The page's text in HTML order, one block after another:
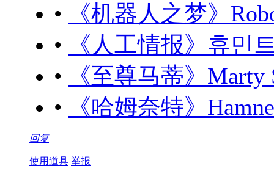
•
《机器人之梦》
•
《人工情报》휴민
•
《至尊马蒂》
•
《哈姆奈特》
回复
使用道具 举报